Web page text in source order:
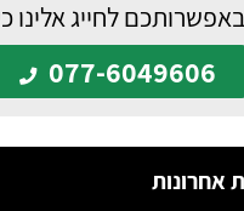
לחייג אלינו
077-6049606
אחרונות